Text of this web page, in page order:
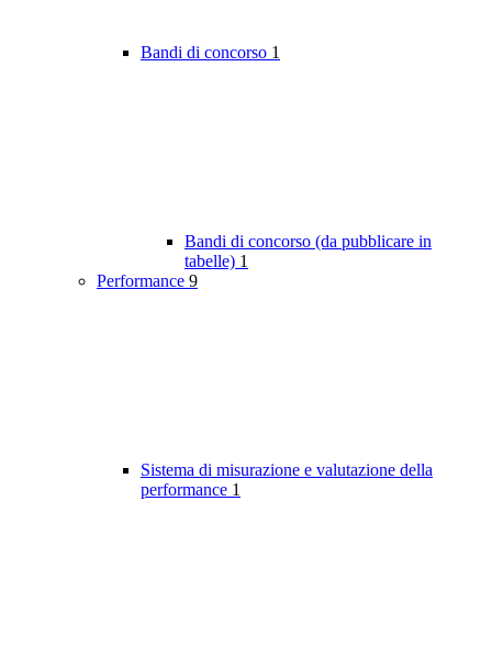
Bandi di concorso 1
Bandi di concorso (da pubblicare in
tabelle) 1
Performance 9
Sistema di misurazione e valutazione della
performance 1